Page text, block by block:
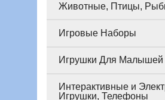
Животные, Птицы,
Игровые Наборы
Игрушки Для Малышей
Интерактивные и
Игрушки, Телефоны